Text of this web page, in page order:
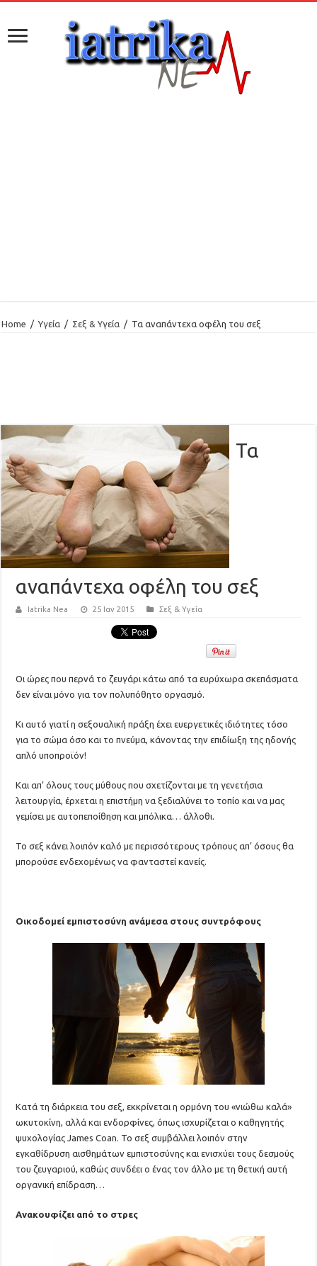
Home / Υγεία / Σεξ & Υγεία / Τα αναπάντεχα οφέλη του σεξ
Τα
αναπάντεχα οφέλη του σεξ
Iatrika Nea 25 Ιαν 2015 Σεξ & Υγεία
Οι ώρες που περνά το ζευγάρι κάτω από τα ευρύχωρα σκεπάσματα
δεν είναι μόνο για τον πολυπόθητο οργασμό.
Κι αυτό γιατί η σεξουαλική πράξη έχει ευεργετικές ιδιότητες τόσο
για το σώμα όσο και το πνεύμα, κάνοντας την επιδίωξη της ηδονής
απλό υποπροϊόν!
Και απ’ όλους τους μύθους που σχετίζονται με τη γενετήσια
λειτουργία, έρχεται η επιστήμη να ξεδιαλύνει το τοπίο και να μας
γεμίσει με αυτοπεποίθηση και μπόλικα… άλλοθι.
Το σεξ κάνει λοιπόν καλό με περισσότερους τρόπους απ’ όσους θα
μπορούσε ενδεχομένως να φανταστεί κανείς.
Οικοδομεί εμπιστοσύνη ανάμεσα στους συντρόφους
Κατά τη διάρκεια του σεξ, εκκρίνεται η ορμόνη του «νιώθω καλά»
ωκυτοκίνη, αλλά και ενδορφίνες, όπως ισχυρίζεται ο καθηγητής
ψυχολογίας James Coan. Το σεξ συμβάλλει λοιπόν στην
εγκαθίδρυση αισθημάτων εμπιστοσύνης και ενισχύει τους δεσμούς
του ζευγαριού, καθώς συνδέει ο ένας τον άλλο με τη θετική αυτή
οργανική επίδραση…
Ανακουφίζει από το στρες